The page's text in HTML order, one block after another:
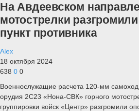
На Авдеевском
мотострелки
пункт противника
Alex
18 октября 2024
638 0 0
Военнослужащие расчета 120-мм
орудия 2С23 «Нона-СВК» горного
группировки войск «Центр» разгромили